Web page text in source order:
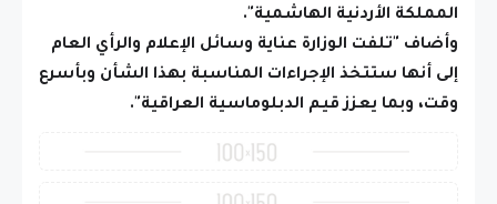
المملكة الأردنية الهاشمية".
وأضاف "تلفت الوزارة عناية وسائل الإعلام والرأي العام
إلى أنها ستتخذ الإجراءات المناسبة بهذا الشأن وبأسرع
وقت، وبما يعزز قيم الدبلوماسية العراقية".